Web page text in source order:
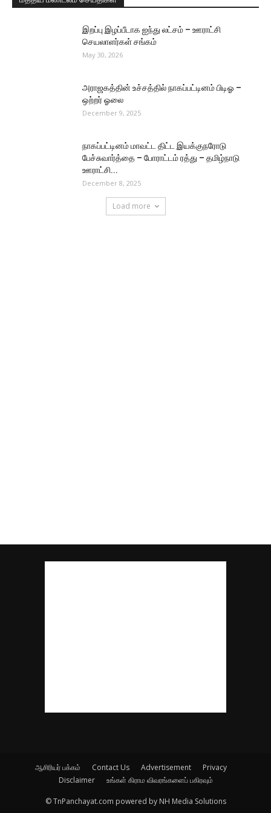
இறப்பு இழப்பீடாக ஐந்து லட்சம் – ஊராட்சி
செயலாளர்கள் சங்கம்
May 30, 2026
அராஜகத்தின் உச்சத்தில் நாகப்பட்டினம் பிடிஓ –
ஒற்றர் ஓலை
December 9, 2025
நாகப்பட்டினம் மாவட்ட திட்ட இயக்குநரோடு
பேச்சுவார்த்தை – போராட்டம் ரத்து – தமிழ்நாடு
ஊராட்சி...
December 8, 2025
Load more
ஆசிரியர் பக்கம் Contact Us Advertisement
Privacy
Disclaimer
உங்கள் கிராம விவரங்களைப் பகிரவும்
© TnPanchayat.com powered by NH Media Solutions